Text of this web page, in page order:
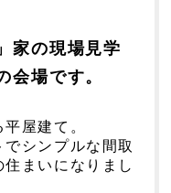
家の現場見学
会場です。
屋建て。
シンプルな間取
まいになりまし